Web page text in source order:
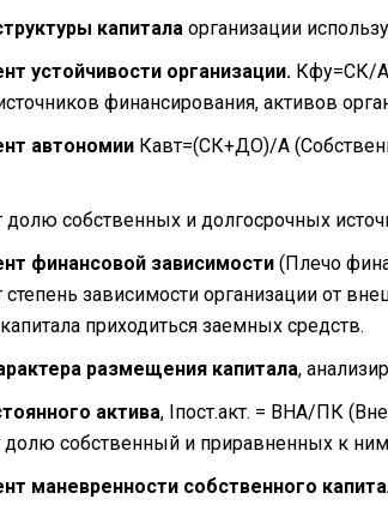
капитала организации
устойчивости организации. Кфу=СК/А
финансирования, активов
автономии Кавт=(СК+ДО)/А
долю собственных и долгосрочных
финансовой зависимости (Плечо
степень зависимости организации от
приходиться заемных средств.
размещения капитала,
актива, Iпост.акт. = ВНА/ПК
долю собственный и приравненных к
маневренности собственного